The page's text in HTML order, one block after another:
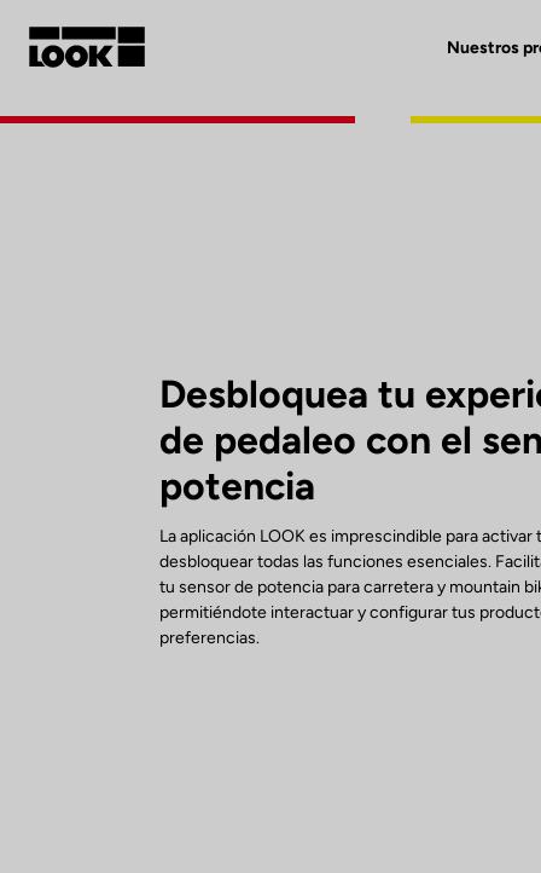
Nuestros
Desbloquea tu
de pedaleo con el
potencia
La aplicación LOOK es imprescindible para activar
desbloquear todas las funciones esenciales.
tu sensor de potencia para carretera y mountain
permitiéndote interactuar y configurar tus
preferencias.